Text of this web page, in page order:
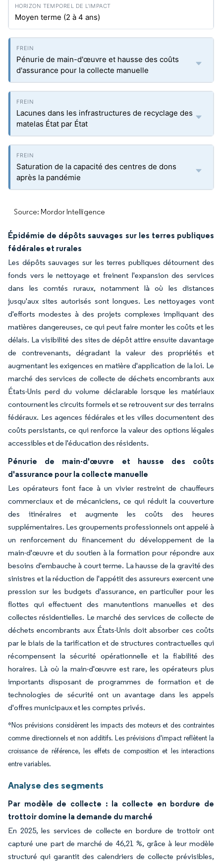
Moyen terme (2 à 4 ans)
Pénurie de main-d'œuvre et hausse des coûts
d'assurance pour la collecte manuelle
Lacunes dans les infrastructures de recyclage des
matelas État par État
Saturation de la capacité des centres de dons
après la pandémie
Source: Mordor Intelligence
Épidémie de dépôts sauvages sur les terres publiques
fédérales et rurales
Les dépôts sauvages sur les terres publiques détournent des
fonds vers le nettoyage et freinent l'expansion des services
dans les comtés ruraux, notamment là où les distances
jusqu'aux sites autorisés sont longues. Les nettoyages vont
d'efforts modestes à des projets complexes impliquant des
matières dangereuses, ce qui peut faire monter les coûts et les
délais. La visibilité des sites de dépôt attire ensuite davantage
de contrevenants, dégradant la valeur des propriétés et
augmentant les exigences en matière d'application de la loi. Le
marché des services de collecte de déchets encombrants aux
États-Unis perd du volume déclarable lorsque les matériaux
contournent les circuits formels et se retrouvent sur des terrains
fédéraux. Les agences fédérales et les villes documentent des
coûts persistants, ce qui renforce la valeur des options légales
accessibles et de l'éducation des résidents.
Pénurie de main-d'œuvre et hausse des coûts
d'assurance pour la collecte manuelle
Les opérateurs font face à un vivier restreint de chauffeurs
commerciaux et de mécaniciens, ce qui réduit la couverture
des itinéraires et augmente les coûts des heures
supplémentaires. Les groupements professionnels ont appelé à
un renforcement du financement du développement de la
main-d'œuvre et du soutien à la formation pour répondre aux
besoins d'embauche à court terme. La hausse de la gravité des
sinistres et la réduction de l'appétit des assureurs exercent une
pression sur les budgets d'assurance, en particulier pour les
flottes qui effectuent des manutentions manuelles et des
collectes résidentielles. Le marché des services de collecte de
déchets encombrants aux États-Unis doit absorber ces coûts
par le biais de la tarification et de structures contractuelles qui
récompensent la sécurité opérationnelle et la fiabilité des
horaires. Là où la main-d'œuvre est rare, les opérateurs plus
importants disposant de programmes de formation et de
technologies de sécurité ont un avantage dans les appels
d'offres municipaux et les comptes privés.
*Nos prévisions considèrent les impacts des moteurs et des contraintes
comme directionnels et non additifs. Les prévisions d'impact reflètent la
croissance de référence, les effets de composition et les interactions
entre variables.
Analyse des segments
Par modèle de collecte : la collecte en bordure de
trottoir domine la demande du marché
En 2025, les services de collecte en bordure de trottoir ont
capturé une part de marché de 46,21 %, grâce à leur modèle
structuré qui garantit des calendriers de collecte prévisibles,